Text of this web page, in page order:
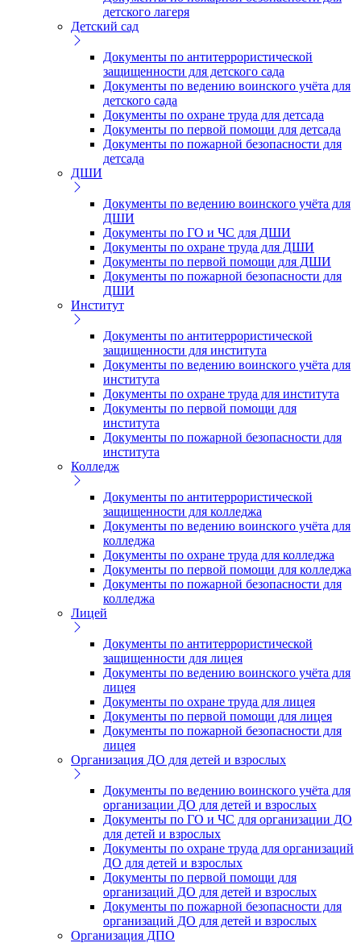
детского лагеря
Детский сад
Документы по антитеррористической
защищенности для детского сада
Документы по ведению воинского учёта для
детского сада
Документы по охране труда для детсада
Документы по первой помощи для детсада
Документы по пожарной безопасности для
детсада
ДШИ
Документы по ведению воинского учёта для
ДШИ
Документы по ГО и ЧС для ДШИ
Документы по охране труда для ДШИ
Документы по первой помощи для ДШИ
Документы по пожарной безопасности для
ДШИ
Институт
Документы по антитеррористической
защищенности для института
Документы по ведению воинского учёта для
института
Документы по охране труда для института
Документы по первой помощи для
института
Документы по пожарной безопасности для
института
Колледж
Документы по антитеррористической
защищенности для колледжа
Документы по ведению воинского учёта для
колледжа
Документы по охране труда для колледжа
Документы по первой помощи для колледжа
Документы по пожарной безопасности для
колледжа
Лицей
Документы по антитеррористической
защищенности для лицея
Документы по ведению воинского учёта для
лицея
Документы по охране труда для лицея
Документы по первой помощи для лицея
Документы по пожарной безопасности для
лицея
Организация ДО для детей и взрослых
Документы по ведению воинского учёта для
организации ДО для детей и взрослых
Документы по ГО и ЧС для организации ДО
для детей и взрослых
Документы по охране труда для организаций
ДО для детей и взрослых
Документы по первой помощи для
организаций ДО для детей и взрослых
Документы по пожарной безопасности для
организаций ДО для детей и взрослых
Организация ДПО